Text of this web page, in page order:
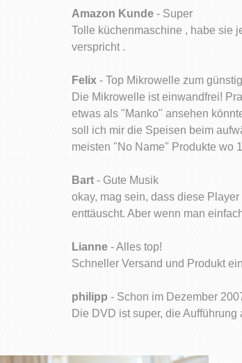
Amazon Kunde - Super
Tolle küchenmaschine , habe sie
verspricht .
Felix - Top Mikrowelle zum
Die Mikrowelle ist einwandfrei!
etwas als "Manko" ansehen
soll ich mir die Speisen beim
meisten "No Name" Produkte wo
Bart - Gute Musik
okay, mag sein, dass diese
enttäuscht. Aber wenn man
Lianne - Alles top!
Schneller Versand und Produkt
philipp - Schon im Dezember
Die DVD ist super, die